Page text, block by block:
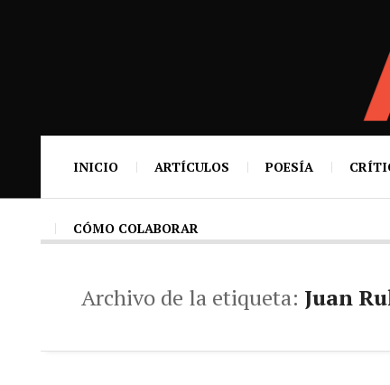
INICIO ARTÍCULOS POESÍA
CÓMO COLABORAR
Archivo de la etiqueta: Juan